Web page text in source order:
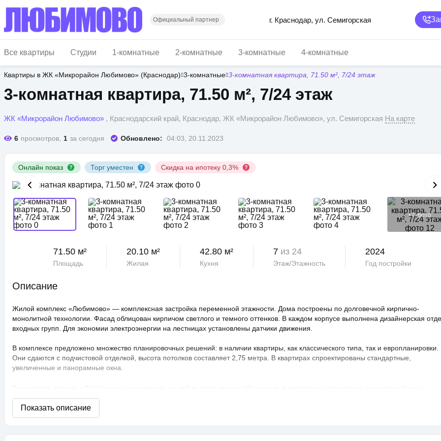
основному
содержанию
Официальный партнер г. Краснодар, ул. Семигорская
Все квартиры Студии 1-комнатные 2-комнатные 3-комнатные 4-комнатные
Квартиры в ЖК «Микрорайон Любимово» (Краснодар) 3-комнатные 3-комнатная квартира, 71.50 м², 7/24 этаж
3-комнатная квартира, 71.50 м², 7/24 этаж
ЖК «Микрорайон Любимово» , Краснодарский край, Краснодар, ЖК «Микрорайон Любимово», ул. Семигорская На карте
6 просмотров, 1 за сегодня Обновлено: 04:03, 20.11.2023
Онлайн показ Торг уместен Скидка на ипотеку 0,3%
+7 фото
71.50 м²
Площадь
20.10 м²
Жилая
42.80 м²
Кухня
7 из 24
Этаж/Этажность
2024
Год постройки
Описание
Жилой комплекс «Любимово» — комплексная застройка переменной этажности. Дома построены по долговечной кирпично-
монолитной технологии. Фасад облицован кирпичом светлого и темного оттенков. В каждом корпусе выполнена дизайнерская
входных групп. Для экономии электроэнергии на лестницах установлены датчики движения.
В комплексе предложено множество планировочных решений: в наличии квартиры, как классического типа, так и европланировки.
Они сдаются с подчистовой отделкой, высота потолков составляет 2,75 метра. В квартирах спроектированы стандартные,
увеличенные и панорамные окна.
распознаванием лиц и управлением через приложение. Придомовая территория благоустроена, на ней проведено озеленение по
технологии сезонного цветения, выполнен многоуровневый ландшафтный дизайн. Во дворе расположены детские и спортивные
площадки, профессиональные площадки для групповых видов спорта, зоны отдыха с беседками, спроектирован бульвар и
прогулочные аллеи, а также школа и 3 детских сада. Для автовладельцев предусмотрен крытый и гостевой паркинг.